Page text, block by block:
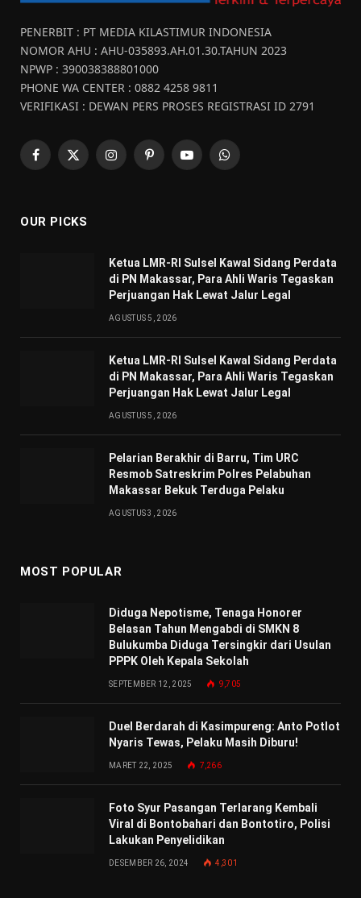
PENERBIT : PT MEDIA KILASTIMUR INDONESIA
NOMOR AHU : AHU-035893.AH.01.30.TAHUN 2023
NPWP : 390038388801000
PHONE WA CENTER : 0882 4258 9811
VERIFIKASI : DEWAN PERS PROSES REGISTRASI ID 2791
Facebook
X
InstagramPinterestYouTubeWhatsApp
OUR PICKS
Ketua LMR-RI Sulsel Kawal Sidang Perdata
di PN Makassar, Para Ahli Waris Tegaskan
Perjuangan Hak Lewat Jalur Legal
AGUSTUS 5, 2026
Ketua LMR-RI Sulsel Kawal Sidang Perdata
di PN Makassar, Para Ahli Waris Tegaskan
Perjuangan Hak Lewat Jalur Legal
AGUSTUS 5, 2026
Pelarian Berakhir di Barru, Tim URC
Resmob Satreskrim Polres Pelabuhan
Makassar Bekuk Terduga Pelaku
AGUSTUS 3, 2026
MOST POPULAR
Diduga Nepotisme, Tenaga Honorer
Belasan Tahun Mengabdi di SMKN 8
Bulukumba Diduga Tersingkir dari Usulan
PPPK Oleh Kepala Sekolah
SEPTEMBER 12, 2025 9,705
Duel Berdarah di Kasimpureng: Anto Potlot
Nyaris Tewas, Pelaku Masih Diburu!
MARET 22, 2025 7,266
Foto Syur Pasangan Terlarang Kembali
Viral di Bontobahari dan Bontotiro, Polisi
Lakukan Penyelidikan
DESEMBER 26, 2024 4,301